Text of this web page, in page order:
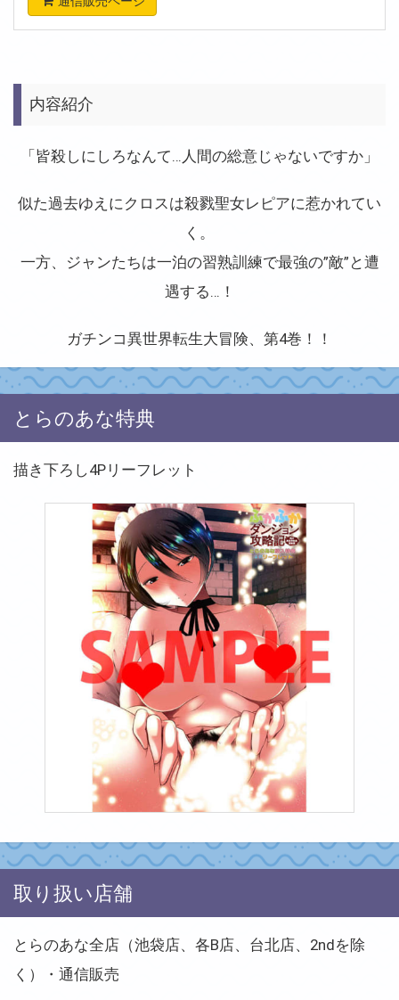
内容紹介
「皆殺しにしろなんて…人間の総意じゃないですか」
似た過去ゆえにクロスは殺戮聖女レピアに惹かれてい
く。
一方、ジャンたちは一泊の習熟訓練で最強の”敵”と遭
遇する…！
ガチンコ異世界転生大冒険、第4巻！！
とらのあな特典
描き下ろし4Pリーフレット
取り扱い店舗
とらのあな全店（池袋店、各B店、台北店、2ndを除
く）・通信販売